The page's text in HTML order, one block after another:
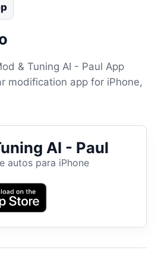
& Tuning AI - Paul App
modification app for iPhone,
AI - Paul
autos para iPhone